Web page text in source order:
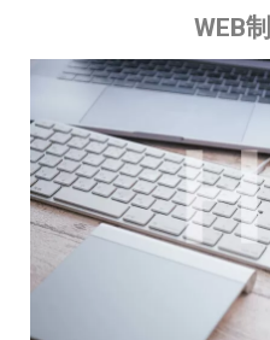
個人情報に関するお問合せ
FREE BRAIN(フリーブレイン)
電話番号：03-6821-6037
受付時間：平日10:00 ～ 18:00
WEB